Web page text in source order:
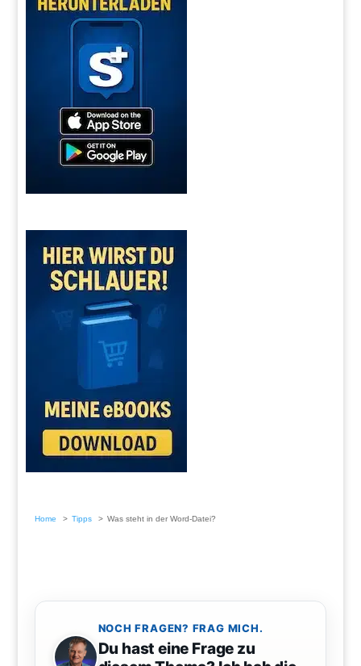
Home Tipps Was steht in der Word-Datei?
NOCH FRAGEN? FRAG MICH.
Du hast eine Frage zu